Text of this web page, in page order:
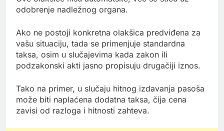
odobrenje nadležnog organa.
Ako ne postoji konkretna olakšica predviđena za
vašu situaciju, tada se primenjuje standardna
taksa, osim u slučajevima kada zakon ili
podzakonski akti jasno propisuju drugačiji iznos.
Tako na primer, u slučaju hitnog izdavanja pasoša
može biti naplaćena dodatna taksa, čija cena
zavisi od razloga i hitnosti zahteva.